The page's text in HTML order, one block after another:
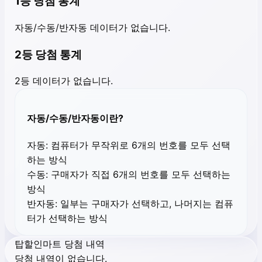
자동/수동/반자동 데이터가 없습니다.
2등 당첨 통계
2등 데이터가 없습니다.
자동/수동/반자동이란?
자동: 컴퓨터가 무작위로 6개의 번호를 모두 선택
하는 방식
수동: 구매자가 직접 6개의 번호를 모두 선택하는
방식
반자동: 일부는 구매자가 선택하고, 나머지는 컴퓨
터가 선택하는 방식
탑할인마트 당첨 내역
당첨 내역이 없습니다.